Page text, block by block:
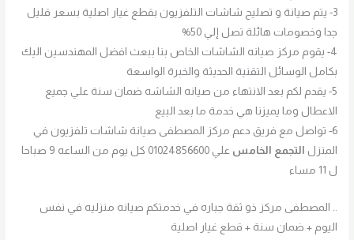
3- يتم صيانة و تصليح شاشات التلفزيون بقطع غيار اصلية بسعر قليل
جدا وخصومات هائلة تصل إلي 50%
4- يقوم مركز صيانه الشاشات الخاص بنا ببعث افضل المهندسين اليك
بكامل الوسائل التقنية الحديثة والخبرة الواسعة
5- يقدم لكم بعد الانتهاء من صيانه الشاشه ضمان سنة علي جميع
الاعطال وما يميزنا هي خدمة ما بعد البيع
6- تواصل مع فريق دعم مركز المصطفى صيانة شاشات تلفزيون في
المنزل التجمع الخامس
علي 01024856600 كل يوم من الساعه 9 صباحا
ل 11 مساء
.. المصطفى مركز ذو ثقة جباره في خدمتكم صيانه منزليه في نفس
اليوم + ضمان سنة + قطع غيار اصلية